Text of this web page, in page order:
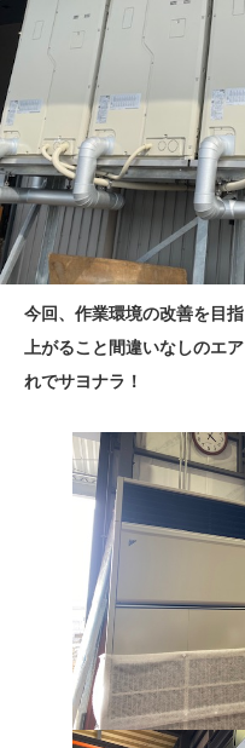
今回、作業環境の改善を目
上がること間違いなしのエ
れでサヨナラ！